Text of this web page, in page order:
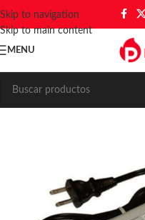
Skip to navigation
Skip to main content
MENU